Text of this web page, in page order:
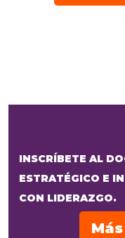
INSCRÍBETE AL
ESTRATÉGICO E
CON LIDERAZGO.